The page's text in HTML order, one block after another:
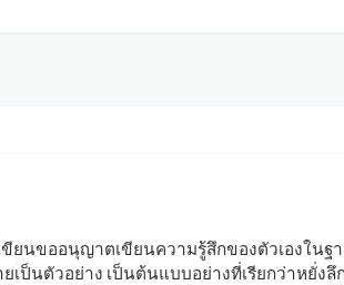
ยนขออนุญาตเขียนความรู้สึกของตัวเองในฐ
เป็นตัวอย่าง เป็นต้นแบบอย่างที่เรียกว่าหยั่งลึ